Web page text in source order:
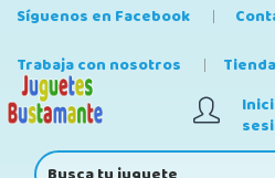
Síguenos en Facebook
Trabaja con nosotros